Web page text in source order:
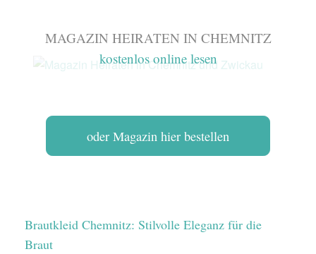
MAGAZIN HEIRATEN IN CHEMNITZ
kostenlos online lesen
oder Magazin hier bestellen
Brautkleid Chemnitz: Stilvolle Eleganz für die
Braut